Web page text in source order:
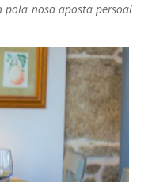
pola nosa aposta persoal